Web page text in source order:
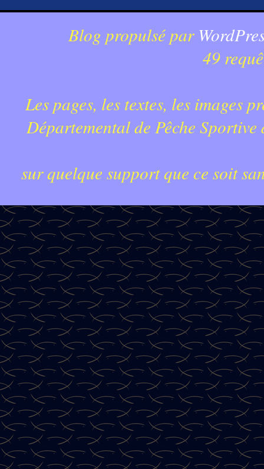
Blog propulsé par
49
Les pages, les textes, les images
Départemental de Pêche
sur quelque support que ce soit